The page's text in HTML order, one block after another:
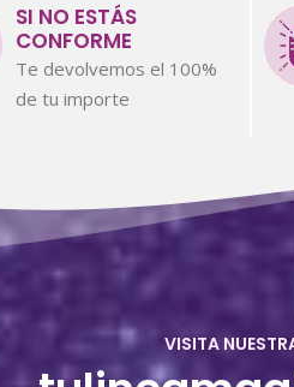
SI NO ESTÁS
CONFORME
Te devolvemos el 100%
de tu importe
VISITA